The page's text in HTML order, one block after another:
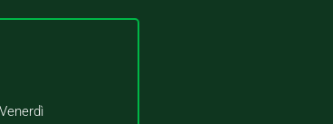
al Venerdì